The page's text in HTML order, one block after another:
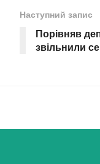
Наступний запис
Порівняв
звільнили